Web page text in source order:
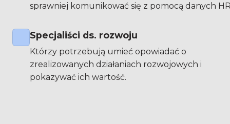
sprawniej komunikować się z pomocą danych
Specjaliści ds. rozwoju
Którzy potrzebują umieć opowiadać o
zrealizowanych działaniach rozwojowych i
pokazywać ich wartość.